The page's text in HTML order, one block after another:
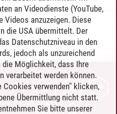
an Videodienste (YouTube,
Videos anzuzeigen. Diese
die USA übermittelt. Der
Datenschutzniveau in den
jedoch als unzureichend
Möglichkeit, dass Ihre
verarbeitet werden können.
Cookies verwenden" klicken,
Übermittlung nicht statt.
Sie bitte unserer